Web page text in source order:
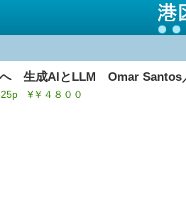
へ 生成AIとLLM Omar Santos
¥￥４８００